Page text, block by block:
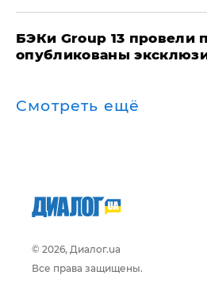
​БЭКи Group 13 провели
опубликованы
Смотреть ещё
© 2026, Диалог.ua
Все права защищены.